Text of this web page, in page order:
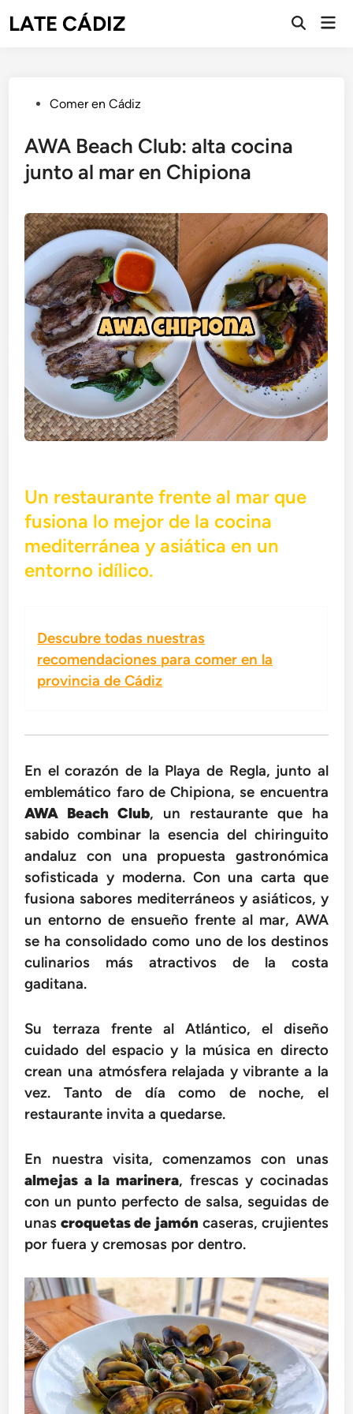
LATE CÁDIZ
Abrir
Publicado
Comer en Cádiz
AWA Beach Club: alta cocina
junto al mar en Chipiona
Un restaurante frente al mar que
fusiona lo mejor de la cocina
mediterránea y asiática en un
entorno idílico.
Descubre todas nuestras
recomendaciones para comer en la
provincia de Cádiz
En el corazón de la Playa de Regla, junto al
emblemático faro de Chipiona, se encuentra
AWA Beach Club, un restaurante que ha
sabido combinar la esencia del chiringuito
andaluz con una propuesta gastronómica
sofisticada y moderna. Con una carta que
fusiona sabores mediterráneos y asiáticos, y
un entorno de ensueño frente al mar, AWA
se ha consolidado como uno de los destinos
culinarios más atractivos de la costa
gaditana.
Su terraza frente al Atlántico, el diseño
cuidado del espacio y la música en directo
crean una atmósfera relajada y vibrante a la
vez. Tanto de día como de noche, el
restaurante invita a quedarse.
En nuestra visita, comenzamos con unas
almejas a la marinera, frescas y cocinadas
con un punto perfecto de salsa, seguidas de
unascroquetas de jamón caseras, crujientes
por fuera y cremosas por dentro.